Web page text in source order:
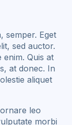
semper. Eget
sed auctor.
Quis at
at donec. In
aliquet
leo
morbi